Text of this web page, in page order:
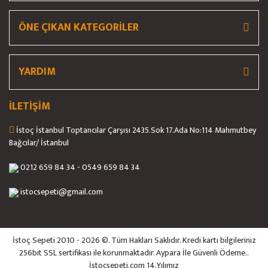
ÖNE ÇIKAN KATEGORİLER
YARDIM
İLETİŞİM
İstoç İstanbul Toptancılar Çarşısı 2435.Sok 17.Ada No:114 Mahmutbey
Bağcılar/ İstanbul
0212 659 84 34 - 0549 659 84 34
istocsepeti@gmail.com
İstoç Sepeti 2010 - 2026 ©. Tüm Hakları Saklıdır. Kredi kartı bilgileriniz
256bit SSL sertifikası ile korunmaktadır. Aypara İle Güvenli Ödeme..